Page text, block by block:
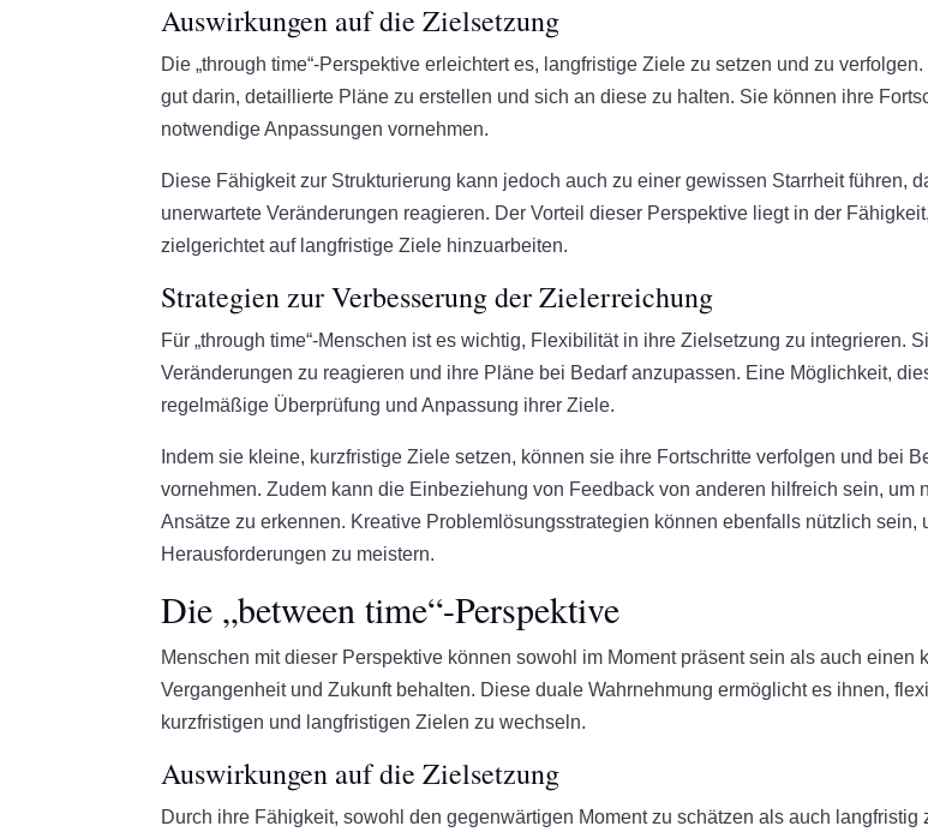
Auswirkungen auf die Zielsetzung
Die „through time“-Perspektive erleichtert es, langfristige Ziele zu setzen und zu
gut darin, detaillierte Pläne zu erstellen und sich an diese zu halten. Sie können ihre
notwendige Anpassungen vornehmen.
Diese Fähigkeit zur Strukturierung kann jedoch auch zu einer gewissen Starrheit führen,
unerwartete Veränderungen reagieren. Der Vorteil dieser Perspektive liegt in der
zielgerichtet auf langfristige Ziele hinzuarbeiten.
Strategien zur Verbesserung der Zielerreichung
Für „through time“-Menschen ist es wichtig, Flexibilität in ihre Zielsetzung zu integrieren.
Veränderungen zu reagieren und ihre Pläne bei Bedarf anzupassen. Eine Möglichkeit,
regelmäßige Überprüfung und Anpassung ihrer Ziele.
Indem sie kleine, kurzfristige Ziele setzen, können sie ihre Fortschritte verfolgen und bei
vornehmen. Zudem kann die Einbeziehung von Feedback von anderen hilfreich sein, um
Ansätze zu erkennen. Kreative Problemlösungsstrategien können ebenfalls nützlich sein,
Herausforderungen zu meistern.
Die „between time“-Perspektive
Menschen mit dieser Perspektive können sowohl im Moment präsent sein als auch einen
Vergangenheit und Zukunft behalten. Diese duale Wahrnehmung ermöglicht es ihnen,
kurzfristigen und langfristigen Zielen zu wechseln.
Auswirkungen auf die Zielsetzung
Durch ihre Fähigkeit, sowohl den gegenwärtigen Moment zu schätzen als auch langfristig